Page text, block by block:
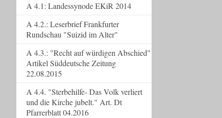
A 4.1: Landessynode EKiR 2014
A 4.2.: Leserbrief Frankfurter
Rundschau "Suizid im Alter"
A 4.3.: "Recht auf würdigen Abschied"
Artikel Süddeutsche Zeitung
22.08.2015
A 4.4. "Sterbehilfe- Das Volk verliert
und die Kirche jubelt." Art. Dt
Pfarrerblatt 04.2016